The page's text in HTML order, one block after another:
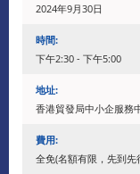
2024年9月30日
時間:
下午2:30 - 下午5:00
地址:
香港貿發局中小企服務
費用:
全免(名額有限，先到先